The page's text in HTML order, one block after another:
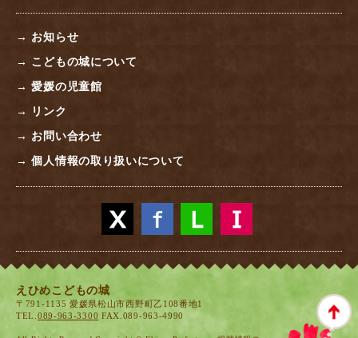
→ お知らせ
→ こどもの城について
→ 愛媛の児童館
→ リンク
→ お問い合わせ
→ 個人情報の取り扱いについて
えひめこどもの城
〒791-1135 愛媛県松山市西野町乙108番地1
TEL. 089-963-3300 FAX.089-963-4990